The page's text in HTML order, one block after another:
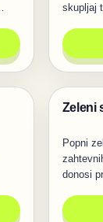
skupljaj
Igre
Zeleni
Popni
donosi